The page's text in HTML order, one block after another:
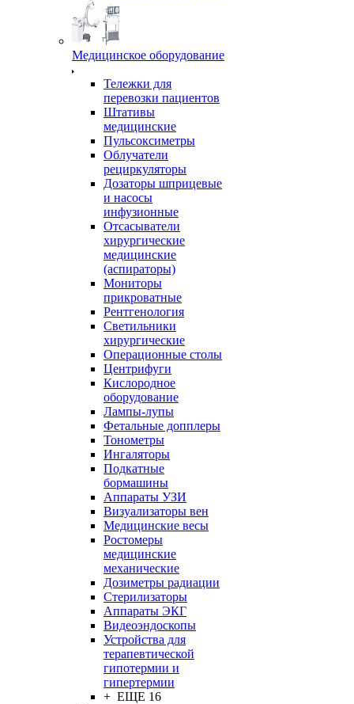
Медицинское оборудование
Тележки для
перевозки пациентов
Штативы
медицинские
Пульсоксиметры
Облучатели
рециркуляторы
Дозаторы шприцевые
и насосы
инфузионные
Отсасыватели
хирургические
медицинские
(аспираторы)
Мониторы
прикроватные
Рентгенология
Светильники
хирургические
Операционные столы
Центрифуги
Кислородное
оборудование
Лампы-лупы
Фетальные допплеры
Тонометры
Ингаляторы
Подкатные
бормашины
Аппараты УЗИ
Визуализаторы вен
Медицинские весы
Ростомеры
медицинские
механические
Дозиметры радиации
Стерилизаторы
Аппараты ЭКГ
Видеоэндоскопы
Устройства для
терапевтической
гипотермии и
гипертермии
+ ЕЩЕ 16